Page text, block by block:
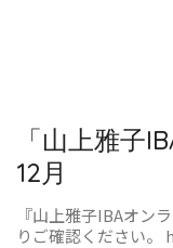
「山上雅子
12月
『山上雅子IBAオン
りご確認ください